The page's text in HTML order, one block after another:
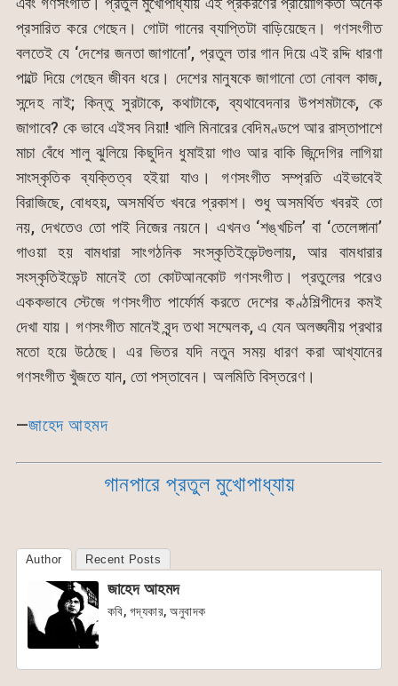
প্রসারিত করে গেছেন। গোটা গানের ব্যাপ্তিটা বাড়িয়েছেন। গণসংগীত
বলতেই যে ‘দেশের জনতা জাগানো’, প্রতুল তার গান দিয়ে এই রদ্দি ধারণা
পাল্টে দিয়ে গেছেন জীবন ধরে। দেশের মানুষকে জাগানো তো নোবল কাজ,
সন্দেহ নাই; কিন্তু সুরটাকে, কথাটাকে, ব্যথাবেদনার উপশমটাকে, কে
জাগাবে? কে ভাবে এইসব নিয়া! খালি মিনারের বেদিমণ্ডপে আর রাস্তাপাশে
মাচা বেঁধে শালু ঝুলিয়ে কিছুদিন ধুমাইয়া গাও আর বাকি জিন্দেগির লাগিয়া
সাংস্কৃতিক ব্যক্তিত্ব হইয়া যাও। গণসংগীত সম্প্রতি এইভাবেই
বিরাজিছে, বোধহয়, অসমর্থিত খবরে প্রকাশ। শুধু অসমর্থিত খবরই তো
নয়, দেখতেও তো পাই নিজের নয়নে। এখনও ‘শঙ্খচিল’ বা ‘তেলেঙ্গানা’
গাওয়া হয় বামধারা সাংগঠনিক সংস্কৃতিইভেন্টগুলায়, আর বামধারার
সংস্কৃতিইভেন্ট মানেই তো কোটআনকোট গণসংগীত। প্রতুলের পরেও
এককভাবে স্টেজে গণসংগীত পার্ফোর্ম করতে দেশের কণ্ঠশিল্পীদের কমই
দেখা যায়। গণসংগীত মানেই বৃন্দ তথা সম্মেলক, এ যেন অলঙ্ঘনীয় প্রথার
মতো হয়ে উঠেছে। এর ভিতর যদি নতুন সময় ধারণ করা আখ্যানের
গণসংগীত খুঁজতে যান, তো পস্তাবেন। অলমিতি বিস্তরেণ।
—জাহেদ আহমদ
গানপারে প্রতুল মুখোপাধ্যায়
Author Recent Posts
জাহেদ আহমদ
কবি, গদ্যকার, অনুবাদক